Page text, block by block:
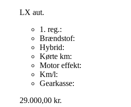
LX aut.
1. reg.:
Brændstof:
Hybrid:
Kørte km:
Motor effekt:
Km/l:
Gearkasse:
29.000,00kr.